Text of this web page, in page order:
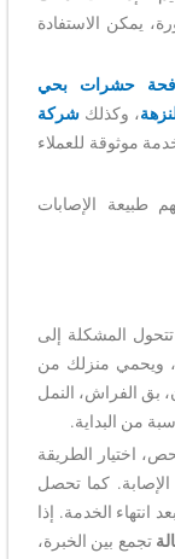
يمكن الاستفادة
حشرات بحي
، وكذلك شركة
موثوقة للعملاء
طبيعة الإصابات
المشكلة إلى
ويحمي منزلك من
بق الفراش، النمل
من البداية.
اختيار الطريقة
كما تحصل
الخدمة. إذا
تجمع بين الخبرة،